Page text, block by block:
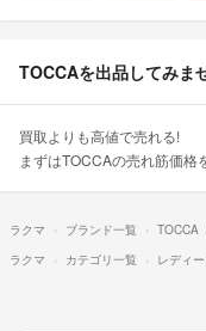
TOCCAを出品してみま
買取よりも高値で売れる!
まずはTOCCAの売れ筋価格
ラクマ ブランド一覧 TOCCA
ラクマ
カテゴリ一覧 レディ